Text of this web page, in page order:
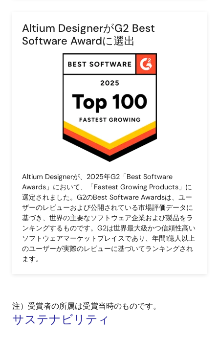
Altium DesignerがG2 Best
Software Awardに選出
Altium Designerが、2025年G2「Best Software
Awards」において、「Fastest Growing Products」に
選定されました。G2のBest Software Awardsは、ユー
ザーのレビューおよび公開されている市場評価データに
基づき、世界の主要なソフトウェア企業および製品をラ
ンキングするものです。G2は世界最大級かつ信頼性高い
ソフトウェアマーケットプレイスであり、年間1億人以上
のユーザーが実際のレビューに基づいてランキングされ
ます。
注）受賞者の所属は受賞当時のものです。
サステナビリティ